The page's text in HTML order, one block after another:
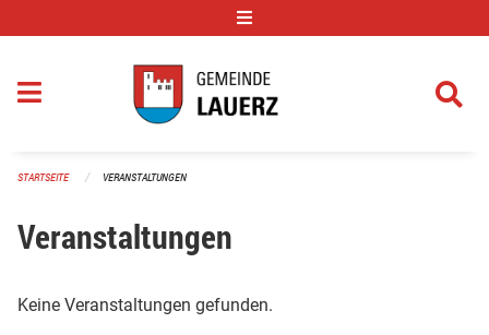
STARTSEITE VERANSTALTUNGEN
Veranstaltungen
Keine Veranstaltungen gefunden.